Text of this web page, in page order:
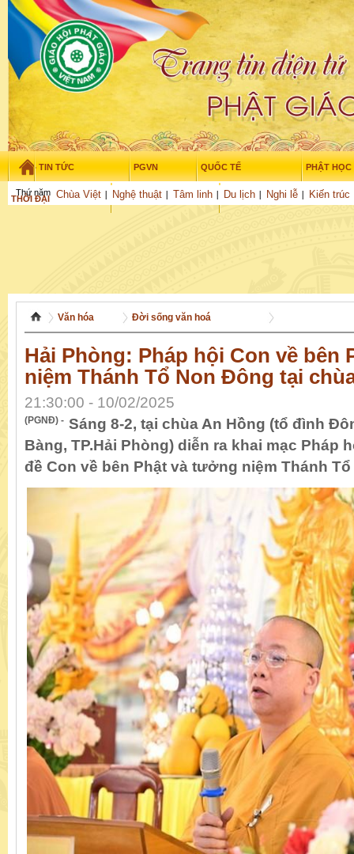
TIN TỨC PGVN QUỐC TẾ PHẬT HỌC
THỜI ĐẠI TUỔI TRẺ NGHIÊN CỨU
Chùa Việt Nghệ thuật Tâm linh Du lịch Nghi lễ Kiến trúc
Thứ năm - 6/08/2026 – 06:39:17
Văn hóa Đời sống văn hoá
Hải Phòng: Pháp hội Con về bên
niệm Thánh Tổ Non Đông tại
21:30:00 - 10/02/2025
(PGNĐ) - Sáng 8-2, tại chùa An Hồng (tổ đình
Bàng, TP.Hải Phòng) diễn ra khai mạc Pháp
đề Con về bên Phật và tưởng niệm Thánh